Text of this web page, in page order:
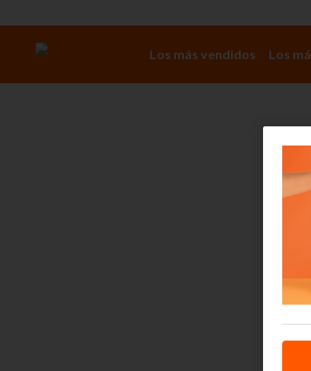
Los más vendidos Los